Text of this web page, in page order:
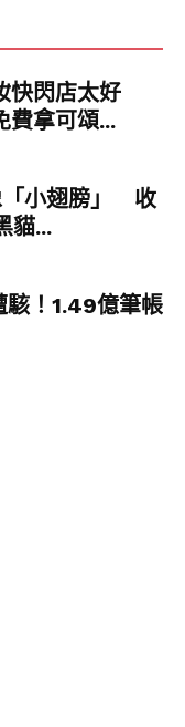
「就我所聽到
真的非常地
起來還久得
嘉年華，Metro
或許有可能會
２》消息於2019
乎是加碼趕工
逐漸下滑的多
導致過去一年
支英雄「迴
快閃店太好
費拿可頌...
「小翅膀」 收
貓...
！1.49億筆帳